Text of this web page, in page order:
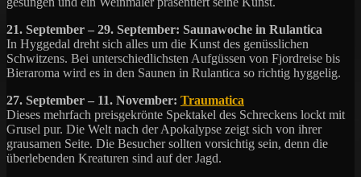
21. September – 29. September: Saunawoche in Rulantica
In Hyggedal dreht sich alles um die Kunst des genüsslichen
Schwitzens. Bei unterschiedlichsten Aufgüssen von Fjordreise bis
Bieraroma wird es in den Saunen in Rulantica so richtig hyggelig.
27. September – 11. November: Traumatica
Dieses mehrfach preisgekrönte Spektakel des Schreckens lockt mit
Grusel pur. Die Welt nach der Apokalypse zeigt sich von ihrer
grausamen Seite. Die Besucher sollten vorsichtig sein, denn die
überlebenden Kreaturen sind auf der Jagd.